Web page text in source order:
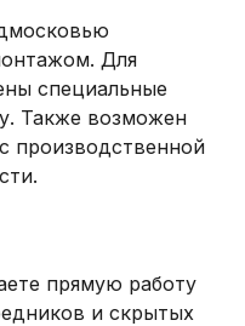
Для
специальные
Также возможен
производственной
прямую работу
и скрытых